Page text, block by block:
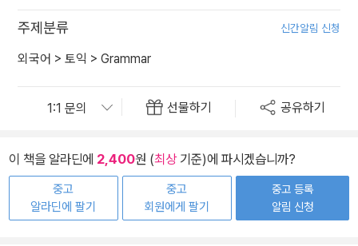
주제분류 신간알림 신청
외국어 > 토익 > Grammar
선물하기 공유하기
이 책을 알라딘에 2,400원 (최상기준)에 파시겠습니까?
중고
알라딘에 팔기
중고
회원에게 팔기
중고 등록
알림 신청